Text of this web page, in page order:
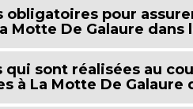
obligatoires pour
Motte De Galaure dans
qui sont réalisées au
à La Motte De Galaure